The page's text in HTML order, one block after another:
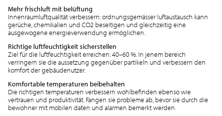
Mehr frischluft mit belüftung
Innenraumluftqualität verbessern: ordnungsgemässer luftaustausch kann
gerüche, chemikalien und CO2 beseitigen und gleichzeitig eine
ausgewogene energieverwendung ermöglichen.
Richtige luftfeuchtigkeit sicherstellen
Ziel für die luftfeuchtigkeit erreichen: 40–60 %. In jenem bereich
verringern sie die aussetzung gegenüber partikeln und verbessern den
komfort der gebäudenutzer.
Komfortable temperaturen beibehalten
Die richtigen temperaturen verbessern wohlbefinden ebenso wie
vertrauen und produktivität. Fangen sie probleme ab, bevor sie durch die
bewohner mit mobilen daten und alarmen bemerkt werden.